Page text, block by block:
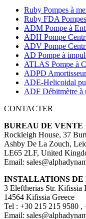
Ruby Pompes à
Ruby FDA
ADM Pompe à
ADH Pompe
ADV Pompe
AD Pompe à
ATLAS Pompe à
ADPD
ADE-Helicoidal
ADF Débitmètre à
CONTACTER
BUREAU DE VENTE
Rockleigh House, 37
Ashby De La Zouch,
LE65 2LF, United
Email:
INSTALLATIONS DE
3 Eleftherias Str. Kifissia
14564 Kifissia Greece
Tel : +30 215 215 9580 ,
Email: